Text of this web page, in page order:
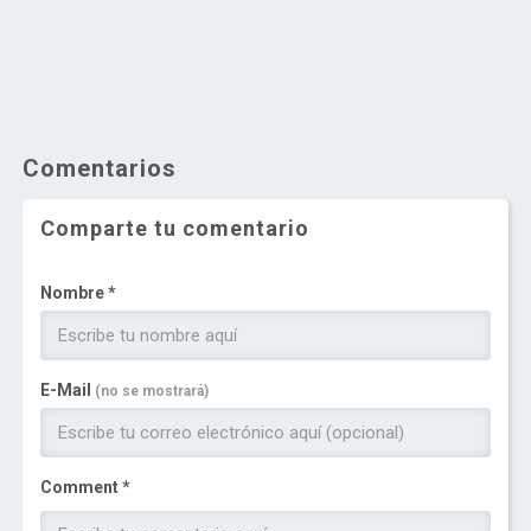
Comentarios
Comparte tu comentario
Nombre *
E-Mail (no se mostrará)
Comment *